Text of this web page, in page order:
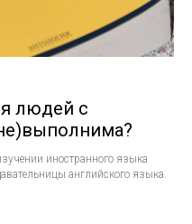
людей с
иностранного языка
английского языка.